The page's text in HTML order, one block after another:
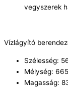
vegyszerek
Vízlágyító
Szélesség:
Mélység:
Magasság: